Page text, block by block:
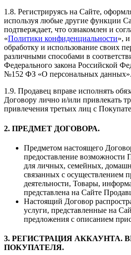
1.8. Регистрируясь на Сайте,
используя любые другие функции
подтверждает, что ознакомлен и
«Политики конфиденциальности»,
обработку и использование своих
различными способами в
Федерального закона Российской
№152 ФЗ «О персональных данных».
1.9. Продавец вправе исполнять
Договору лично и/или привлекать
привлечения третьих лиц с
2. ПРЕДМЕТ ДОГОВОРА.
Предметом настоящего
предоставление возможности
для личных, семейных,
связанных с осуществлением
деятельности, Товары,
представлена на Сайте
Настоящий Договор
услуги, представленные на
предложения с описанием
3. РЕГИСТРАЦИЯ АККАУНТА.
ПОКУПАТЕЛЯ.